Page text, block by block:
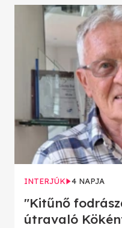
INTERJÚK 4 NAPJA
"Kitűnő
útravaló